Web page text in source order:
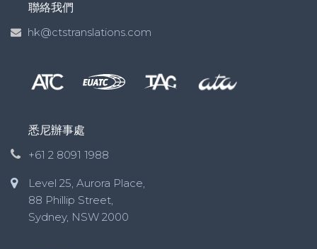
聯絡我們
hk@ctstranslations.com
悉尼辦事處
+61 2 8091 1988
Level 25, Aurora Place,
88 Phillip Street,
Sydney, NSW 2000